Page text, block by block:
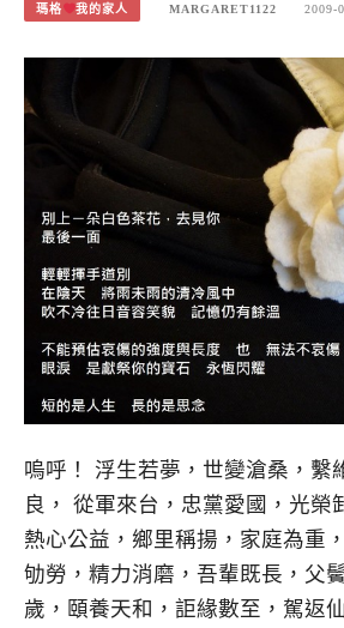
瑪格 我的家人 MARGARET1122 2009-
嗚呼！ 浮生若夢，世變滄桑，繫
良， 從軍來台，忠黨愛國，光榮
熱心公益，鄉里稱揚，家庭為重
劬勞，精力消磨，吾輩既長，父
歲，頤養天和，詎緣數至，駕返